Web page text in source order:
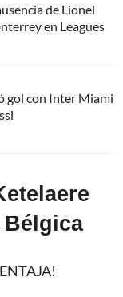
de Lionel
en Leagues
gol con Inter Miami
Bélgica